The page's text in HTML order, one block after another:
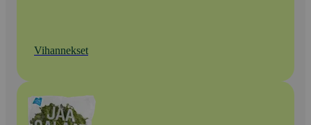
Vihannekset